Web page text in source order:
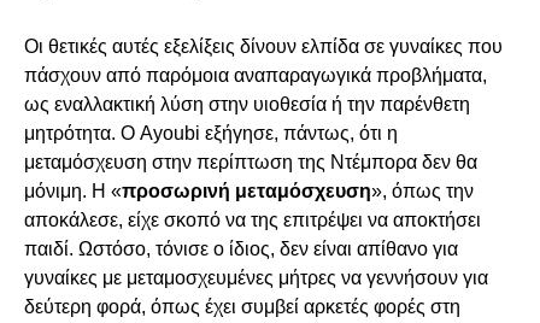
Οι θετικές αυτές εξελίξεις δίνουν ελπίδα σε γυναίκες που
πάσχουν από παρόμοια αναπαραγωγικά προβλήματα,
ως εναλλακτική λύση στην υιοθεσία ή την παρένθετη
μητρότητα. Ο Ayoubi εξήγησε, πάντως, ότι η
μεταμόσχευση στην περίπτωση της Ντέμπορα δεν θα
μόνιμη. Η «προσωρινή μεταμόσχευση», όπως την
αποκάλεσε, είχε σκοπό να της επιτρέψει να αποκτήσει
παιδί. Ωστόσο, τόνισε ο ίδιος, δεν είναι απίθανο για
γυναίκες με μεταμοσχευμένες μήτρες να γεννήσουν για
δεύτερη φορά, όπως έχει συμβεί αρκετές φορές στη